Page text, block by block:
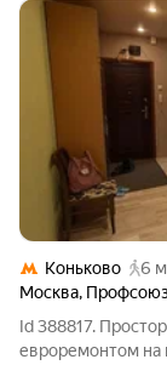
Коньково
6
Москва,
Id 388817.
евроремонтом на